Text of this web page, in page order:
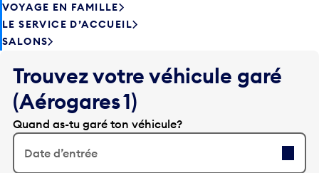
VOYAGE EN FAMILLE
LE SERVICE D’ACCUEIL
SALONS
Trouvez votre véhicule garé
(Aérogares 1)
Quand as-tu garé ton véhicule?
Date d’entrée